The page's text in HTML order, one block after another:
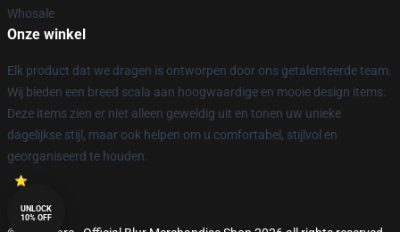
Whosale
Onze winkel
Elk product dat we dragen is ontworpen door ons getalenteerde team.
Wij bieden een breed scala aan hoogwaardige en mooie design items.
Deze items zien er niet alleen geweldig uit en tonen uw unieke
dagelijkse stijl, maar ook helpen om u comfortabel, stijlvol en
georganiseerd te houden.
UNLOCK
10% OFF